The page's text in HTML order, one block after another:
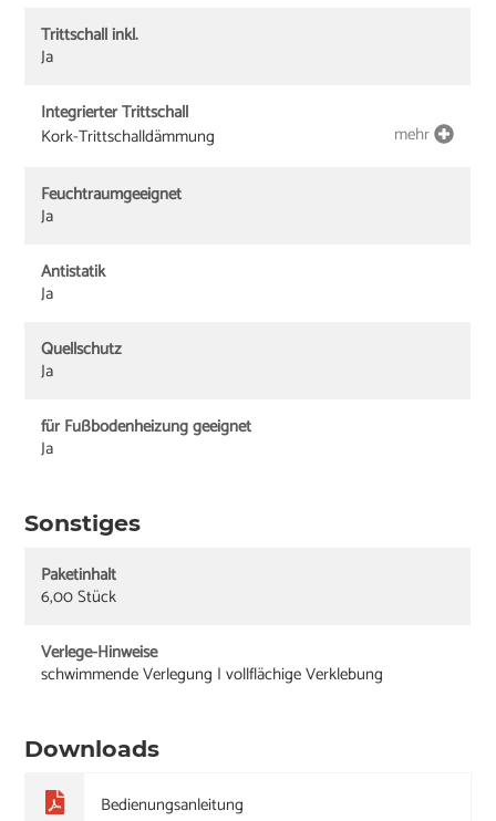
Trittschall inkl.
Ja
Integrierter Trittschall
Kork-Trittschalldämmung
mehr
Feuchtraumgeeignet
Ja
Antistatik
Ja
Quellschutz
Ja
für Fußbodenheizung geeignet
Ja
Sonstiges
Paketinhalt
6,00 Stück
Verlege-Hinweise
schwimmende Verlegung | vollflächige Verklebung
Downloads
Bedienungsanleitung